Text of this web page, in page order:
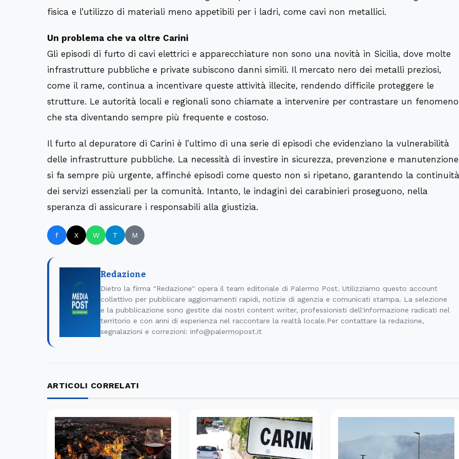
fisica e l’utilizzo di materiali meno appetibili per i ladri, come cavi non metallici.
Un problema che va oltre Carini
Gli episodi di furto di cavi elettrici e apparecchiature non sono una novità in Sicilia, dove molte
infrastrutture pubbliche e private subiscono danni simili. Il mercato nero dei metalli preziosi,
come il rame, continua a incentivare queste attività illecite, rendendo difficile proteggere le
strutture. Le autorità locali e regionali sono chiamate a intervenire per contrastare un fenomeno
che sta diventando sempre più frequente e costoso.
Il furto al depuratore di Carini è l’ultimo di una serie di episodi che evidenziano la vulnerabilità
delle infrastrutture pubbliche. La necessità di investire in sicurezza, prevenzione e manutenzione
si fa sempre più urgente, affinché episodi come questo non si ripetano, garantendo la continuità
dei servizi essenziali per la comunità. Intanto, le indagini dei carabinieri proseguono, nella
speranza di assicurare i responsabili alla giustizia.
f X W T M
Redazione
Dietro la firma "Redazione" opera il team editoriale di Palermo Post. Utilizziamo questo account
collettivo per pubblicare aggiornamenti rapidi, notizie di agenzia e comunicati stampa. La selezione
e la pubblicazione sono gestite dai nostri content writer, professionisti dell'informazione radicati nel
territorio e con anni di esperienza nel raccontare la realtà locale.Per contattare la redazione,
segnalazioni e correzioni: info@palermopost.it
ARTICOLI CORRELATI